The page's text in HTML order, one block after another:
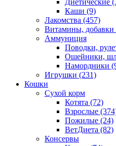
Диетические
Каши (9)
Лакомства (457)
Витамины, добавки
Аммуниция
Поводки,
Ошейники,
Намордники
Игрушки (231)
Кошки
Сухой корм
Котята (72)
Взрослые
Пожилые (24)
ВетДиета (82)
Консервы